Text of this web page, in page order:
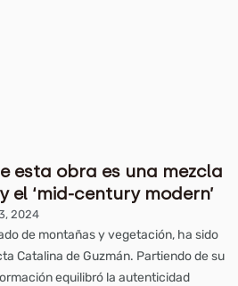
esta obra es una mezcla
el ‘mid-century modern’
2024
de montañas y vegetación, ha sido
Catalina de Guzmán. Partiendo de su
equilibró la autenticidad